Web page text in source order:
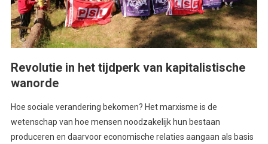
Revolutie in het tijdperk van kapitalistische
wanorde
Hoe sociale verandering bekomen? Het marxisme is de
wetenschap van hoe mensen noodzakelijk hun bestaan
produceren en daarvoor economische relaties aangaan als basis